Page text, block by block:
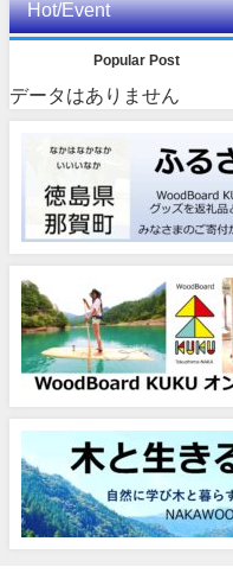
Hot/Event
Popular Post
データはありません